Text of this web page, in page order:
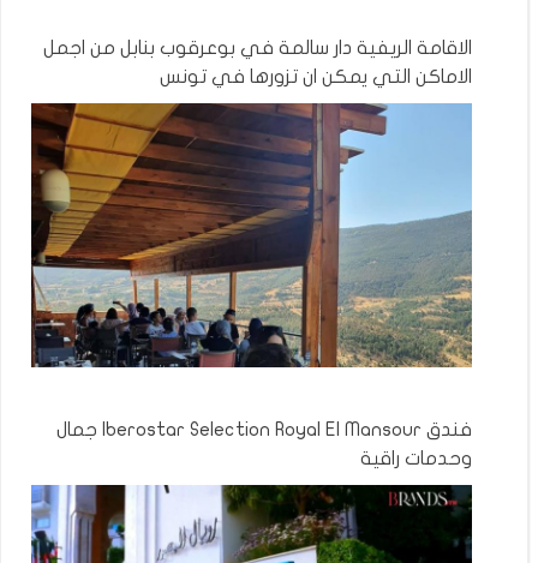
الاقامة الريفية دار سالمة في بوعرقوب بنابل من اجمل
الاماكن التي يمكن ان تزورها في تونس
فندق Iberostar Selection Royal El Mansour جمال
وحدمات راقية